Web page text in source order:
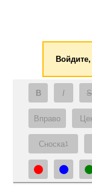
B I S
Вправо
Сноска1